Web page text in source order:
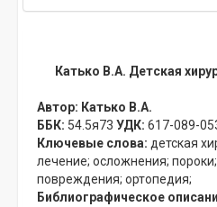
Катько В.А. Детская
Автор: Катько В.А.
ББК: 54.5я73 УДК: 617-089-
Ключевые слова: детская
лечение; осложнения; пороки;
повреждения; ортопедия;
Библиографическое